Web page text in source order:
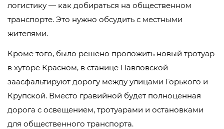
логистику — как добираться на общественном
транспорте. Это нужно обсудить с местными
жителями.
Кроме того, было решено проложить новый тротуар
в хуторе Красном, в станице Павловской
заасфальтируют дорогу между улицами Горького и
Крупской. Вместо гравийной будет полноценная
дорога с освещением, тротуарами и остановками
для общественного транспорта.